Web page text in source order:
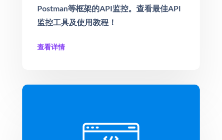
Postman等框架的API监控。查看最佳API
监控工具及使用教程！
查看详情